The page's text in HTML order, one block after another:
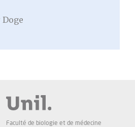
Faculté de biologie et de médecine